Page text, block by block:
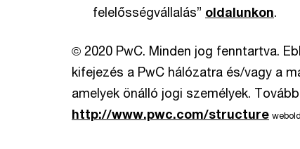
felelősségvállalás” oldalunkon.
© 2020 PwC. Minden jog fenntartva.
kifejezés a PwC hálózatra és/vagy a
amelyek önálló jogi személyek.
http://www.pwc.com/structure